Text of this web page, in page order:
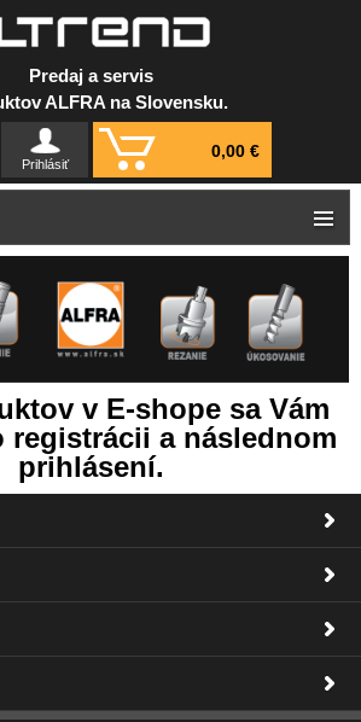
Predaj a servis
ALFRA na Slovensku.
Prihlásiť
0,00 €
v E-shope sa Vám
registrácii a následnom
prihlásení.